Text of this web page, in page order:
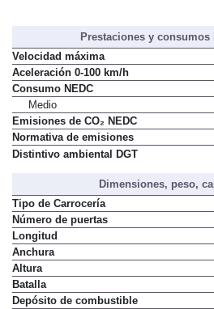
Prestaciones y
Velocidad máxima
Aceleración 0-100 km/h
Consumo NEDC
Medio
Emisiones de CO₂ NEDC
Normativa de emisiones
Distintivo ambiental DGT
Dimensiones, peso,
Tipo de Carrocería
Número de puertas
Longitud
Anchura
Altura
Batalla
Depósito de combustible